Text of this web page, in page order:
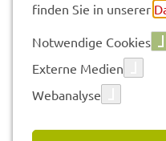
finden Sie in unserer
Notwendige Cookies
Externe Medien
Webanalyse